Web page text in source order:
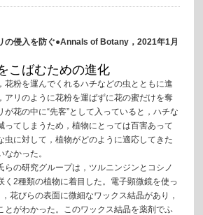
の侵入を防ぐ●Annals of Botany，2021年1月
こばむための進化
粉を運んでくれるハチなどの虫とともに進
アリのように花粉を運ばずに花の蜜だけを奪
が花の中に“先客”として入っていると，ハチな
ってしまうため，植物にとっては百害あって
虫に対して，植物がどのように適応してきた
かった。
の研究グループは，ツルニンジンとコシノ
く2種類の植物に着目した。電子顕微鏡を使っ
花びらの表面に微細なワックス結晶があり，
とがわかった。このワックス結晶を薬剤でふ